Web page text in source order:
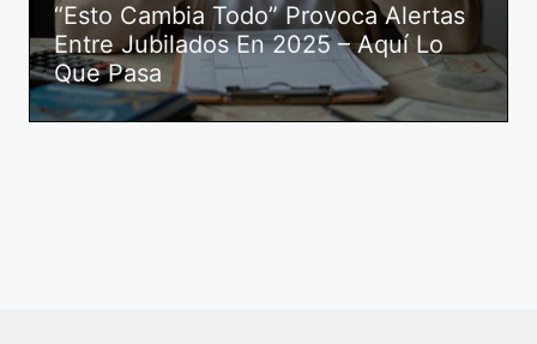
“Esto Cambia Todo” Provoca Alertas
Entre Jubilados En 2025 – Aquí Lo
Que Pasa